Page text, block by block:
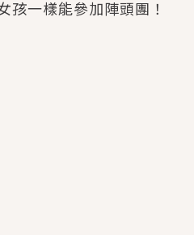
孩一樣能參加陣頭團！
源、專屬服務與獨享福利！
》追妻火葬場！前夫失
互相愛慕的兩位少女，
抗拒的吸引力，已中毒
現實中買下的竟是屬於他
變的永恆， 他的一生將